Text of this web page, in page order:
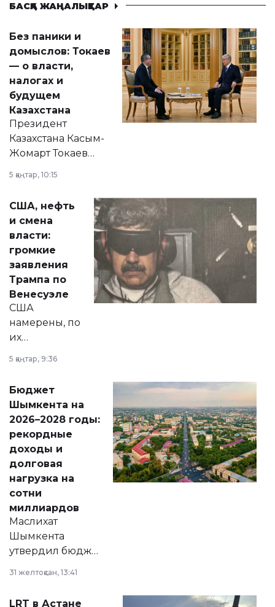
БАСҚА ЖАҢАЛЫҚТАР
Без паники и
домыслов: Токаев
— о власти,
налогах и
будущем
Казахстана
Президент
Казахстана Касым-
Жомарт Токаев
сразу несколько
актуальных тем —
от слухов о
политических
реформах до
вопросов армии,
экономики и
личного здоровья.
5 қаңтар, 10:15
США, нефть
и смена
власти:
громкие
заявления
Трампа по
Венесуэле
США
намерены, по
их
принести
народу
Венесуэлы.
5 қаңтар, 9:36
Бюджет
Шымкента на
2026–2028 годы:
рекордные
доходы и
долговая
нагрузка на
сотни
миллиардов
Маслихат
Шымкента
утвердил бюджет
2028 годы.
31 желтоқсан, 13:41
LRT в Астане